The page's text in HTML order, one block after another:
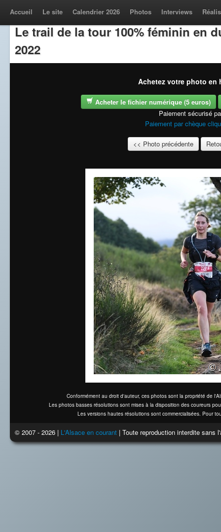
Accueil Le site Calendrier 2026 Photos Interviews
Le trail de la tour 100% féminin en
2022
Achetez votre photo en
Acheter le fichier numérique (5 euros)
Paiement sécurisé
Paiement par chèque
<< Photo précédente
Conformément au droit d'auteur, ces photos sont la propriété de
Les photos basses résolutions sont mises à la disposition des coureurs
Les versions hautes résolutions sont commercialisées. Pour
© 2007 - 2026 | L'Alsace en courant | Toute reproduction interdite sans